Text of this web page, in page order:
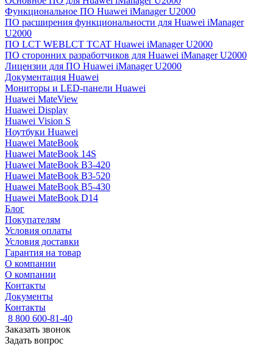
Функциональное ПО Huawei iManager U2000
ПО расширения функциональности для Huawei iManager
U2000
ПО LCT WEBLCT TCAT Huawei iManager U2000
ПО сторонних разработчиков для Huawei iManager U2000
Лицензии для ПО Huawei iManager U2000
Документация Huawei
Мониторы и LED-панели Huawei
Huawei MateView
Huawei Display
Huawei Vision S
Ноутбуки Huawei
Huawei MateBook
Huawei MateBook 14S
Huawei MateBook B3-420
Huawei MateBook B3-520
Huawei MateBook B5-430
Huawei MateBook D14
Блог
Покупателям
Условия оплаты
Условия доставки
Гарантия на товар
О компании
О компании
Контакты
Документы
Контакты
8 800 600-81-40
Заказать звонок
Задать вопрос